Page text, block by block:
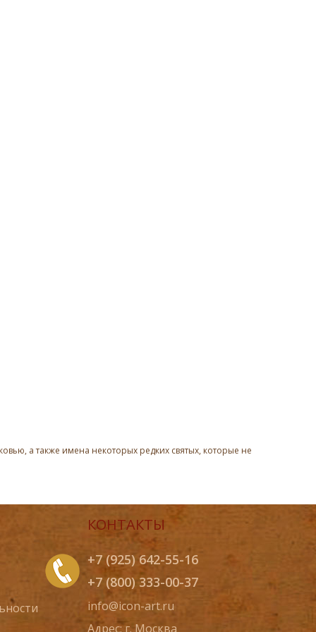
а также имена некоторых редких святых, которые не
КОНТАКТЫ
+7 (925) 642-55-16
+7 (800) 333-00-37
info@icon-art.ru
Адрес: г. Москва